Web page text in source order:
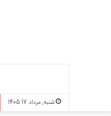
شنبه, مرداد 17 1405